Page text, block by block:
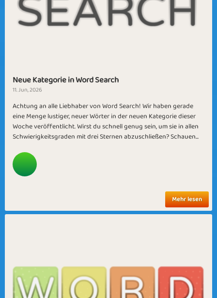
Neue Kategorie in Word Search
11. Jun, 2026
Achtung an alle Liebhaber von Word Search! Wir haben gerade
eine Menge lustiger, neuer Wörter in der neuen Kategorie dieser
Woche veröffentlicht. Wirst du schnell genug sein, um sie in allen
Schwierigkeitsgraden mit drei Sternen abzuschließen? Schauen...
Mehr lesen